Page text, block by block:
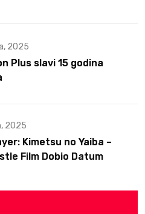
2025
Plus slavi 15 godina
2025
Kimetsu no Yaiba –
Film Dobio Datum